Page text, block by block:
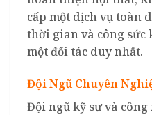
cấp một dịch vụ toàn
thời gian và công sức
một đối tác duy nhất.
Đội Ngũ Chuyên
Đội ngũ kỹ sư và